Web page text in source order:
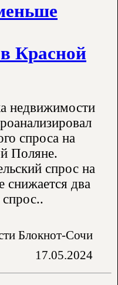
Красной
недвижимости
спроса на
Поляне.
спрос на
снижается два
Блокнот-Сочи
17.05.2024